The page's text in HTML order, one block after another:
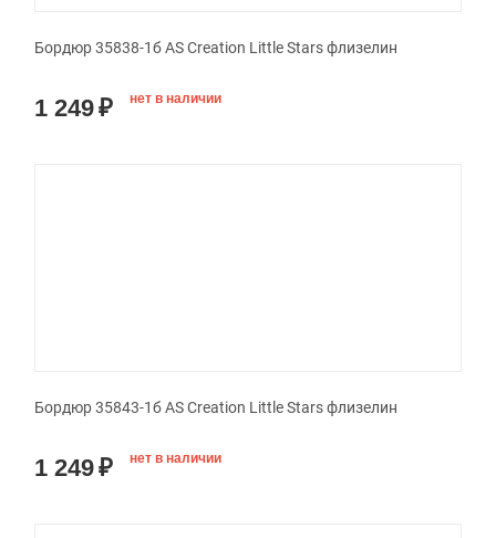
Бордюр 35838-1б AS Creation Little Stars флизелин
1 249₽ нет в наличии
Бордюр 35843-1б AS Creation Little Stars флизелин
1 249₽ нет в наличии